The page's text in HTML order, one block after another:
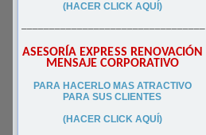
(HACER CLICK AQUÍ)
–––––––––––––––––––––––––––––––––
ASESORÍA EXPRESS RENOVACIÓN
MENSAJE CORPORATIVO
PARA HACERLO MAS ATRACTIVO
PARA SUS CLIENTES
(HACER CLICK AQUÍ)